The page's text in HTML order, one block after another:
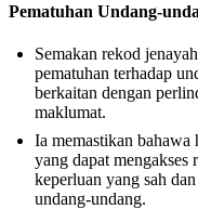
Pematuhan Undang-
Semakan rekod
pematuhan terhadap
berkaitan dengan
maklumat.
Ia memastikan bahawa
yang dapat mengakses
keperluan yang sah
undang-undang.